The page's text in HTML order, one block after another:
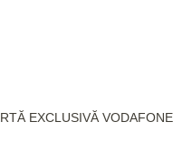
EXCLUSIVĂ VODAFONE